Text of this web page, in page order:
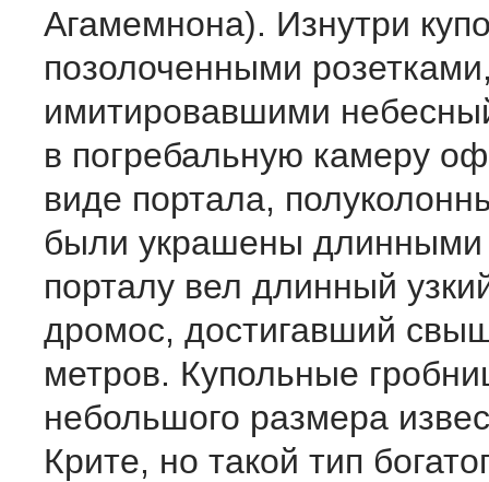
Агамемнона). Изнутри
позолоченными
имитировавшими
в погребальную камеру
виде портала,
были украшены длинными
порталу вел длинный
дромос, достигавший
метров. Купольные
небольшого размера
Крите, но такой тип